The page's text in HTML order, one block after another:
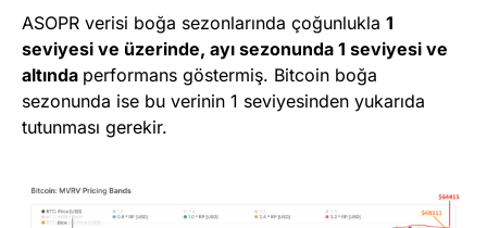
ASOPR verisi boğa sezonlarında çoğunlukla 1
seviyesi ve üzerinde, ayı sezonunda 1 seviyesi ve
altında performans göstermiş. Bitcoin boğa
sezonunda ise bu verinin 1 seviyesinden yukarıda
tutunması gerekir.